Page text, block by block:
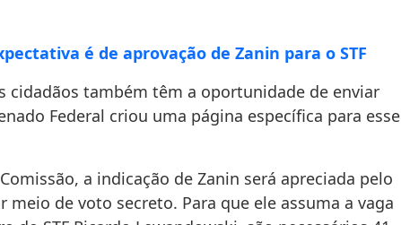
é de aprovação de Zanin para o STF
cidadãos também têm a oportunidade de enviar
Federal criou uma página específica para esse
a indicação de Zanin será apreciada pelo
meio de voto secreto. Para que ele assuma a vaga